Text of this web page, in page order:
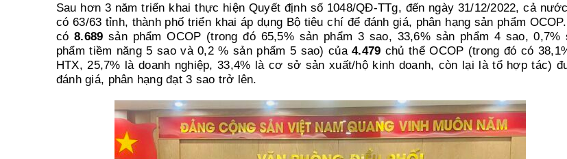
Sau hơn 3 năm triển khai thực hiện Quyết định số 1048/QĐ-TTg, đến ngày 31/12/2022, cả
có 63/63 tỉnh, thành phố triển khai áp dụng Bộ tiêu chí để đánh giá, phân hạng sản phẩm
có8.689 sản phẩm OCOP (trong đó 65,5% sản phẩm 3 sao, 33,6% sản phẩm 4 sao, 0,7%
phẩm tiềm năng 5 sao và 0,2 % sản phẩm 5 sao) của4.479 chủ thể OCOP (trong đó có
HTX, 25,7% là doanh nghiệp, 33,4% là cơ sở sản xuất/hộ kinh doanh, còn lại là tổ hợp tác)
đánh giá, phân hạng đạt 3 sao trở lên.